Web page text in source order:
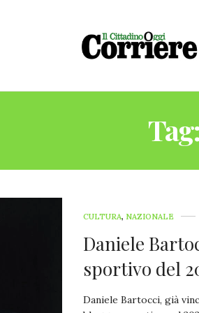
Tag:
CULTURA, NAZIONALE
Daniele
sportivo del
Daniele Bartocci, già